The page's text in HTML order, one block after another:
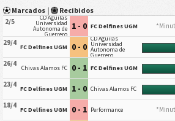
Marcados | Recibidos
2/5 CD Aguilas
Universidad
Autonoma de
Guerrero
1 - 0 FC Delfines UGM
29/4 FC Delfines UGM 0 - 0
CD Aguilas
Universidad
Autonoma de
Guerrero
26/4 Chivas Alamos FC 0 - 1 FC Delfines UGM
23/4 FC Delfines UGM 1 - 0 Chivas Alamos FC
18/4 FC Delfines UGM 0 - 1 Performance